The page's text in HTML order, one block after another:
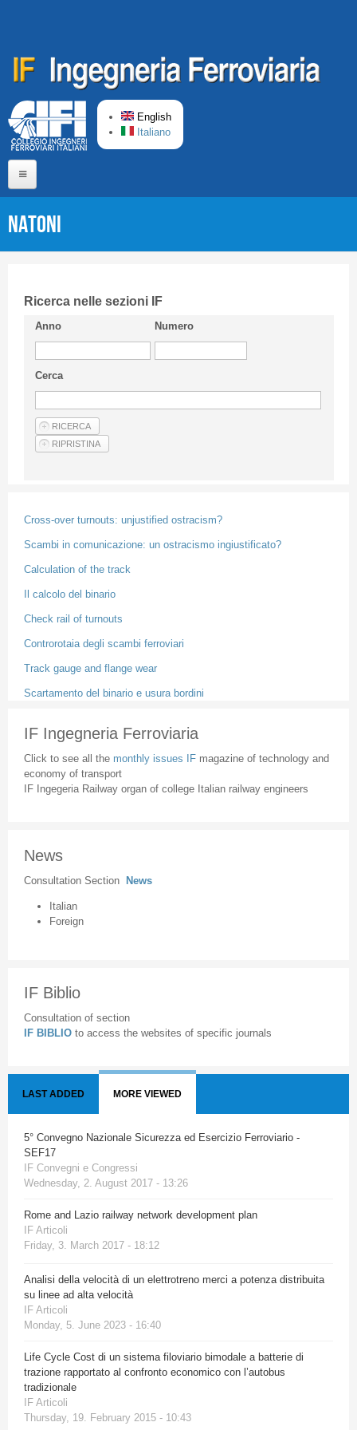
English
Italiano
Short presentation CIFI
Guideline
Privacy & Policy
Articles
NATONI
Ricerca nelle sezioni IF
Anno Numero
Cerca
Cross-over turnouts: unjustified ostracism?
Scambi in comunicazione: un ostracismo ingiustificato?
Calculation of the track
Il calcolo del binario
Check rail of turnouts
Controrotaia degli scambi ferroviari
Track gauge and flange wear
Scartamento del binario e usura bordini
IF Ingegneria Ferroviaria
Click to see all the monthly issues IF magazine of technology and
economy of transport
IF Ingegeria Railway organ of college Italian railway engineers
News
Consultation Section News
Italian
Foreign
IF Biblio
Consultation of section
IF BIBLIO to access the websites of specific journals
LAST ADDED MORE VIEWED
5° Convegno Nazionale Sicurezza ed Esercizio Ferroviario -
SEF17
IF Convegni e Congressi
Wednesday, 2. August 2017 - 13:26
Rome and Lazio railway network development plan
IF Articoli
Friday, 3. March 2017 - 18:12
Analisi della velocità di un elettrotreno merci a potenza distribuita
su linee ad alta velocità
IF Articoli
Monday, 5. June 2023 - 16:40
Life Cycle Cost di un sistema filoviario bimodale a batterie di
trazione rapportato al confronto economico con l’autobus
tradizionale
IF Articoli
Thursday, 19. February 2015 - 10:43